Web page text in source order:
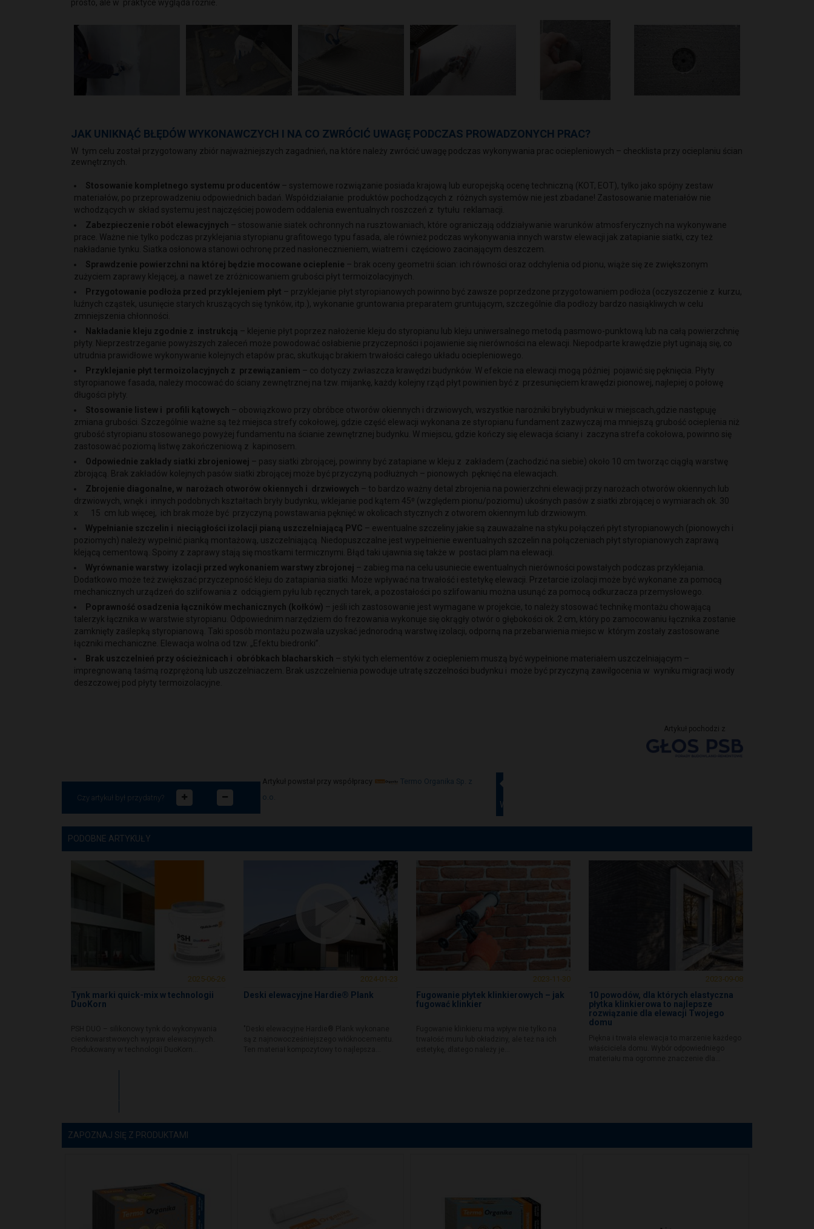
prosto, ale w praktyce wygląda różnie.
JAK UNIKNĄĆ BŁĘDÓW WYKONAWCZYCH I NA CO ZWRÓCIĆ UWAGĘ PODCZAS PROWADZONYCH PRAC?
W tym celu został przygotowany zbiór najważniejszych zagadnień, na które należy zwrócić uwagę podczas wykonywania prac ociepleniowych – checklista przy ocieplaniu ścian
zewnętrznych.
Stosowanie kompletnego systemu producentów – systemowe rozwiązanie posiada krajową lub europejską ocenę techniczną (KOT, EOT), tylko jako spójny zestaw
materiałów, po przeprowadzeniu odpowiednich badań. Współdziałanie produktów pochodzących z różnych systemów nie jest zbadane! Zastosowanie materiałów nie
wchodzących w skład systemu jest najczęściej powodem oddalenia ewentualnych roszczeń z tytułu reklamacji.
Zabezpieczenie robót elewacyjnych – stosowanie siatek ochronnych na rusztowaniach, które ograniczają oddziaływanie warunków atmosferycznych na wykonywane
prace. Ważne nie tylko podczas przyklejania styropianu grafitowego typu fasada, ale również podczas wykonywania innych warstw elewacji jak zatapianie siatki, czy też
nakładanie tynku. Siatka osłonowa stanowi ochronę przed nasłonecznieniem, wiatrem i częściowo zacinającym deszczem.
Sprawdzenie powierzchni na której będzie mocowane ocieplenie – brak oceny geometrii ścian: ich równości oraz odchylenia od pionu, wiąże się ze zwiększonym
zużyciem zaprawy klejącej, a nawet ze zróżnicowaniem grubości płyt termoizolacyjnych.
Przygotowanie podłoża przed przyklejeniem płyt – przyklejanie płyt styropianowych powinno być zawsze poprzedzone przygotowaniem podłoża (oczyszczenie z kurzu,
luźnych cząstek, usunięcie starych kruszących się tynków, itp.), wykonanie gruntowania preparatem gruntującym, szczególnie dla podłoży bardzo nasiąkliwych w celu
zmniejszenia chłonności.
Nakładanie kleju zgodnie z instrukcją – klejenie płyt poprzez nałożenie kleju do styropianu lub kleju uniwersalnego metodą pasmowo-punktową lub na całą powierzchnię
płyty. Nieprzestrzeganie powyższych zaleceń może powodować osłabienie przyczepności i pojawienie się nierówności na elewacji. Niepodparte krawędzie płyt uginają się, co
utrudnia prawidłowe wykonywanie kolejnych etapów prac, skutkując brakiem trwałości całego układu ociepleniowego.
Przyklejanie płyt termoizolacyjnych z przewiązaniem – co dotyczy zwłaszcza krawędzi budynków. W efekcie na elewacji mogą później pojawić się pęknięcia. Płyty
styropianowe fasada, należy mocować do ściany zewnętrznej na tzw. mijankę, każdy kolejny rząd płyt powinien być z przesunięciem krawędzi pionowej, najlepiej o połowę
długości płyty.
Stosowanie listew i profili kątowych – obowiązkowo przy obróbce otworów okiennych i drzwiowych, wszystkie narożniki bryłybudynkui w miejscach,gdzie następuję
zmiana grubości. Szczególnie ważne są też miejsca strefy cokołowej, gdzie część elewacji wykonana ze styropianu fundament zazwyczaj ma mniejszą grubość ocieplenia niż
grubość styropianu stosowanego powyżej fundamentu na ścianie zewnętrznej budynku. W miejscu, gdzie kończy się elewacja ściany i zaczyna strefa cokołowa, powinno się
zastosować poziomą listwę zakończeniową z kapinosem.
Odpowiednie zakłady siatki zbrojeniowej – pasy siatki zbrojącej, powinny być zatapiane w kleju z zakładem (zachodzić na siebie) około 10 cm tworząc ciągłą warstwę
zbrojącą. Brak zakładów kolejnych pasów siatki zbrojącej może być przyczyną podłużnych – pionowych pęknięć na elewacjach.
Zbrojenie diagonalne, w narożach otworów okiennych i drzwiowych – to bardzo ważny detal zbrojenia na powierzchni elewacji przy narożach otworów okiennych lub
drzwiowych, wnęk i innych podobnych kształtach bryły budynku, wklejanie pod kątem 45⁰ (względem pionu/poziomu) ukośnych pasów z siatki zbrojącej o wymiarach ok. 30
x 15 cm lub więcej, ich brak może być przyczyną powstawania pęknięć w okolicach stycznych z otworem okiennym lub drzwiowym.
Wypełnianie szczelin i nieciągłości izolacji pianą uszczelniającą PVC – ewentualne szczeliny jakie są zauważalne na styku połączeń płyt styropianowych (pionowych i
poziomych) należy wypełnić pianką montażową, uszczelniającą. Niedopuszczalne jest wypełnienie ewentualnych szczelin na połączeniach płyt styropianowych zaprawą
klejącą cementową. Spoiny z zaprawy stają się mostkami termicznymi. Błąd taki ujawnia się także w postaci plam na elewacji.
Wyrównanie warstwy izolacji przed wykonaniem warstwy zbrojonej – zabieg ma na celu usuniecie ewentualnych nierówności powstałych podczas przyklejania.
Dodatkowo może też zwiększać przyczepność kleju do zatapiania siatki. Może wpływać na trwałość i estetykę elewacji. Przetarcie izolacji może być wykonane za pomocą
mechanicznych urządzeń do szlifowania z odciągiem pyłu lub ręcznych tarek, a pozostałości po szlifowaniu można usunąć za pomocą odkurzacza przemysłowego.
Poprawność osadzenia łączników mechanicznych (kołków) – jeśli ich zastosowanie jest wymagane w projekcie, to należy stosować technikę montażu chowającą
talerzyk łącznika w warstwie styropianu. Odpowiednim narzędziem do frezowania wykonuje się okrągły otwór o głębokości ok. 2 cm, który po zamocowaniu łącznika zostanie
zamknięty zaślepką styropianową. Taki sposób montażu pozwala uzyskać jednorodną warstwę izolacji, odporną na przebarwienia miejsc w którym zostały zastosowane
łączniki mechaniczne. Elewacja wolna od tzw. „Efektu biedronki”.
Brak uszczelnień przy ościeżnicach i obróbkach blacharskich – styki tych elementów z ociepleniem muszą być wypełnione materiałem uszczelniającym –
impregnowaną taśmą rozprężoną lub uszczelniaczem. Brak uszczelnienia powoduje utratę szczelności budynku i może być przyczyną zawilgocenia w wyniku migracji wody
deszczowej pod płyty termoizolacyjne.
Artykuł pochodzi z
Czy artykuł był przydatny?
Artykuł powstał przy współpracy
Termo Organika Sp. z
o.o.
Wstecz
PODOBNE ARTYKUŁY
2025-06-26
Tynk marki quick-mix w technologii
DuoKorn
2024-01-23
Deski elewacyjne Hardie® Plank
2023-11-30
Fugowanie płytek klinkierowych – jak
fugować klinkier
2023-09-08
10 powodów, dla których elastyczna
płytka klinkierowa to najlepsze
rozwiązanie dla elewacji Twojego
domu
ZAPOZNAJ SIĘ Z PRODUKTAMI